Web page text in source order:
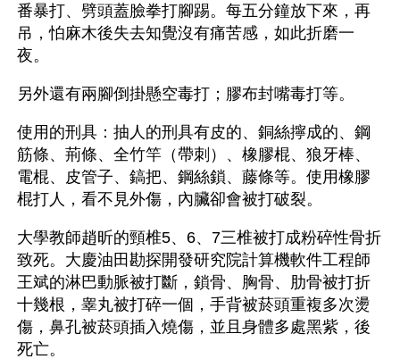
番暴打、劈頭蓋臉拳打腳踢。每五分鐘放下來，再
吊，怕麻木後失去知覺沒有痛苦感，如此折磨一
夜。
另外還有兩腳倒掛懸空毒打；膠布封嘴毒打等。
使用的刑具：抽人的刑具有皮的、銅絲擰成的、鋼
筋條、荊條、全竹竿（帶刺）、橡膠棍、狼牙棒、
電棍、皮管子、鎬把、鋼絲鎖、藤條等。使用橡膠
棍打人，看不見外傷，內臟卻會被打破裂。
大學教師趙昕的頸椎5、6、7三椎被打成粉碎性骨折
致死。大慶油田勘探開發研究院計算機軟件工程師
王斌的淋巴動脈被打斷，鎖骨、胸骨、肋骨被打折
十幾根，睾丸被打碎一個，手背被菸頭重複多次燙
傷，鼻孔被菸頭插入燒傷，並且身體多處黑紫，後
死亡。